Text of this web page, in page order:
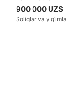
900 000 UZS
Soliqlar va